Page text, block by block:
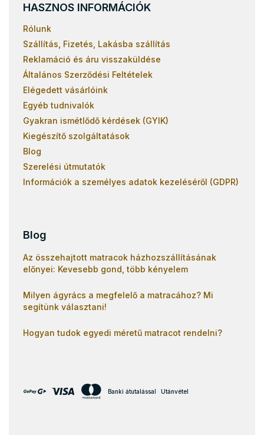
HASZNOS INFORMÁCIÓK
Rólunk
Szállítás, Fizetés, Lakásba szállítás
Reklamáció és áru visszaküldése
Általános Szerződési Feltételek
Elégedett vásárlóink
Egyéb tudnivalók
Gyakran ismétlődő kérdések (GYIK)
Kiegészítő szolgáltatások
Blog
Szerelési útmutatók
Információk a személyes adatok kezeléséről (GDPR)
Blog
Az összehajtott matracok házhozszállításának
előnyei: Kevesebb gond, több kényelem
Milyen ágyrács a megfelelő a matracához? Mi
segítünk választani!
Hogyan tudok egyedi méretű matracot rendelni?
Banki átutalással Utánvétel